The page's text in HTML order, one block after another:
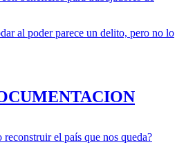
al poder parece un delito, pero no lo
el país que nos queda?